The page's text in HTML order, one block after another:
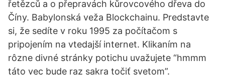
řetězců a o přepravách kůrovcového dřeva do
Číny. Babylonská veža Blockchainu. Predstavte
si, že sedíte v roku 1995 za počítačom s
pripojením na vtedajší internet. Klikaním na
rôzne divné stránky potichu uvažujete “hmmm
táto vec bude raz sakra točiť svetom”.